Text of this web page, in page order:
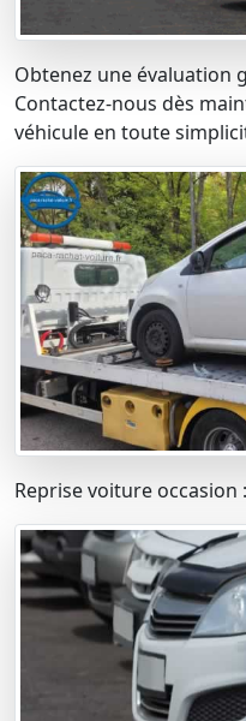
Obtenez une évaluation
Contactez-nous dès
véhicule en toute
Reprise voiture